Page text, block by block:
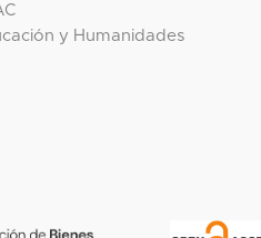
y Humanidades